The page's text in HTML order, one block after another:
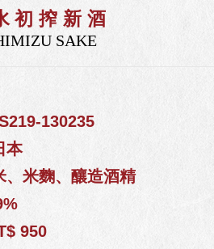
初搾新酒
SAKE
130235
本
、米麴、釀造酒精
950